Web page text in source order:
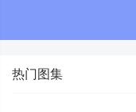
热门图集